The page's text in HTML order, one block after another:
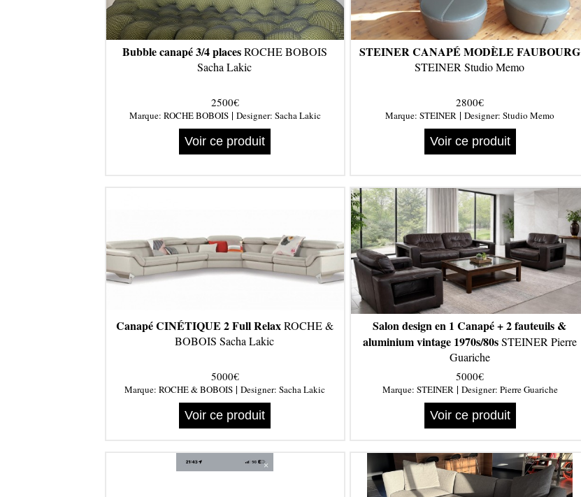
Bubble canapé 3/4 placesROCHE BOBOIS
Sacha Lakic
2500€
Marque: ROCHE BOBOIS| Designer: Sacha Lakic
Voir ce produit
STEINER CANAPÉ MODÈLE FAUBOURG
STEINER Studio Memo
2800€
Marque: STEINER | Designer: Studio Memo
Voir ce produit
Canapé CINÉTIQUE 2 Full RelaxROCHE &
BOBOIS Sacha Lakic
5000€
Marque: ROCHE & BOBOIS | Designer: Sacha Lakic
Voir ce produit
Salon design en 1 Canapé + 2 fauteuils &
aluminium vintage 1970s/80sSTEINER Pierre
Guariche
5000€
Marque: STEINER| Designer: Pierre Guariche
Voir ce produit